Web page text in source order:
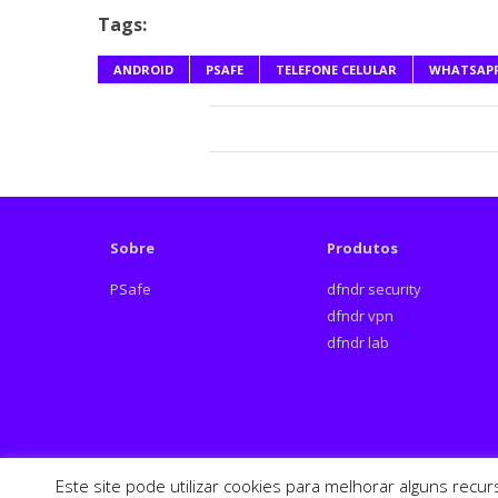
Tags:
ANDROID PSAFE TELEFONE CELULAR
Sobre
PSafe
Produtos
dfndr security
dfndr vpn
dfndr lab
Este site pode utilizar cookies para melhorar alguns